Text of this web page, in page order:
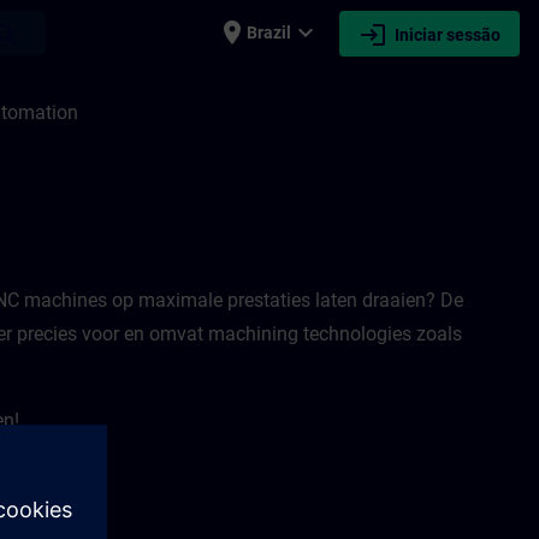
place Brazil expand_more login Iniciar sessão
machines op maximale prestaties laten draaien? De
precies voor en omvat machining technologies zoals